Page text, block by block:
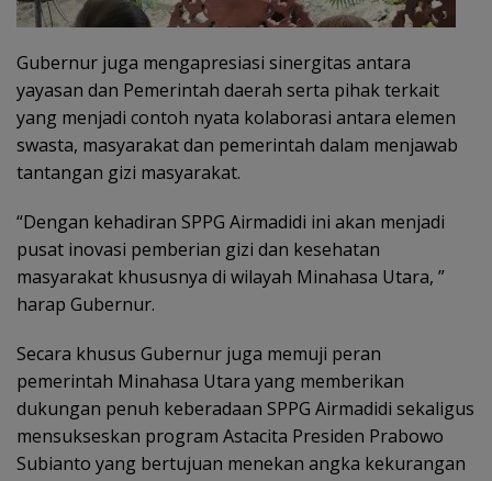
Gubernur juga mengapresiasi sinergitas antara
yayasan dan Pemerintah daerah serta pihak terkait
yang menjadi contoh nyata kolaborasi antara elemen
swasta, masyarakat dan pemerintah dalam menjawab
tantangan gizi masyarakat.
“Dengan kehadiran SPPG Airmadidi ini akan menjadi
pusat inovasi pemberian gizi dan kesehatan
masyarakat khususnya di wilayah Minahasa Utara, ”
harap Gubernur.
Secara khusus Gubernur juga memuji peran
pemerintah Minahasa Utara yang memberikan
dukungan penuh keberadaan SPPG Airmadidi sekaligus
mensukseskan program Astacita Presiden Prabowo
Subianto yang bertujuan menekan angka kekurangan